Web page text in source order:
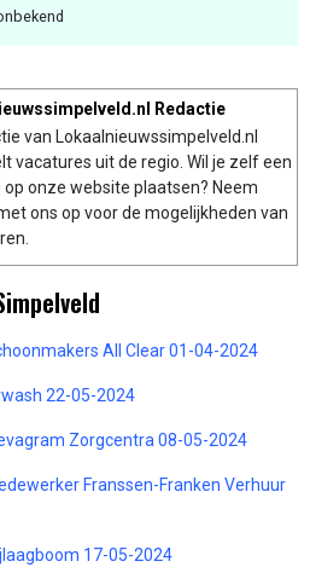
Redactie
van Lokaalnieuwssimpelveld.nl
vacatures uit de regio. Wil je zelf een
onze website plaatsen? Neem
ons op voor de mogelijkheden van
All Clear 01-04-2024
22-05-2024
Zorgcentra 08-05-2024
Franssen-Franken Verhuur
17-05-2024